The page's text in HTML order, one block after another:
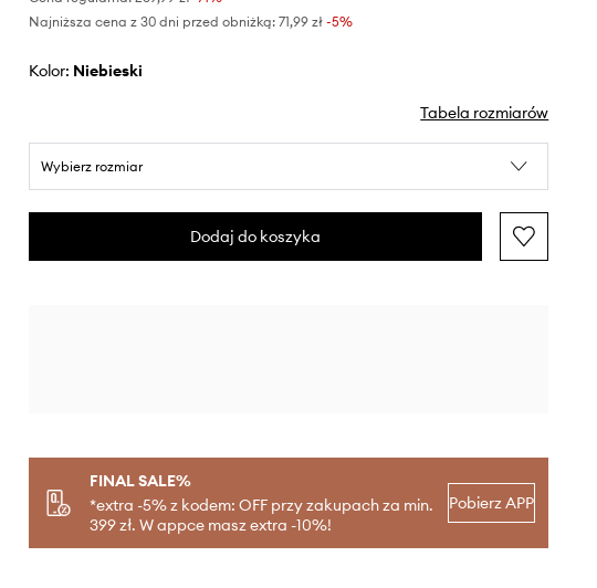
Najniższa cena z 30 dni przed obniżką: 71,99 zł -5%
Kolor: niebieski
Tabela rozmiarów
Wybierz rozmiar
Dodaj do koszyka
FINAL SALE%
*extra -5% z kodem: OFF przy zakupach za min.
399 zł. W appce masz extra -10%!
Pobierz APP